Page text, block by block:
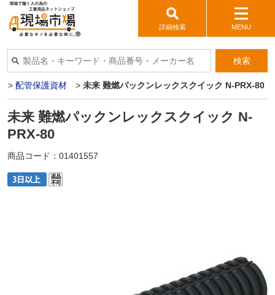
詳細検索 MENU
検索
> 配管保護資材 > 未来 難燃パックンレックスクイック N-PRX-80
未来 難燃パックンレックスクイック N-
PRX-80
商品コード： 01401557